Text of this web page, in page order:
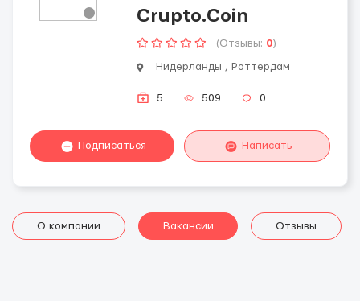
Crupto.Coin
(Отзывы: 0)
Нидерланды , Роттердам
5 509 0
Подписаться Написать
О компании Вакансии Отзывы